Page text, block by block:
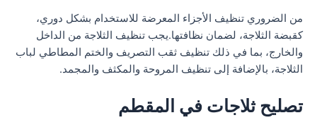
من الضروري تنظيف الأجزاء المعرضة للاستخدام بشكل دوري،
كقبضة الثلاجة، لضمان نظافتها.يجب تنظيف الثلاجة من الداخل
والخارج، بما في ذلك تنظيف ثقب التصريف والختم المطاطي لباب
الثلاجة، بالإضافة إلى تنظيف المروحة والمكثف والمجمد.
تصليح ثلاجات في المقطم